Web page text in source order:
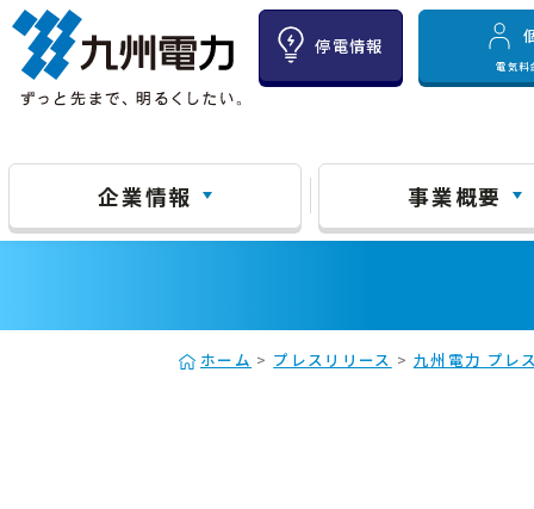
停電情報
電気料
企業情報 事業概要
ホーム > プレスリリース > 九州電力 プレ